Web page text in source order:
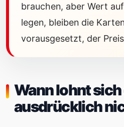
brauchen, aber Wert
legen, bleiben die
vorausgesetzt, der
Wann lohnt
ausdrücklich